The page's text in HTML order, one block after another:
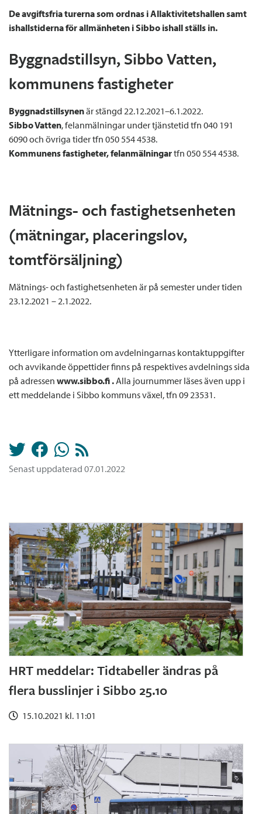
De avgiftsfria turerna som ordnas i Allaktivitetshallen samt
ishallstiderna för allmänheten i Sibbo ishall ställs in.
Byggnadstillsyn, Sibbo Vatten,
kommunens fastigheter
Byggnadstillsynenär stängd 22.12.2021–6.1.2022.
Sibbo Vatten, felanmälningar under tjänstetid tfn 040 191
6090 och övriga tider tfn 050 554 4538.
Kommunens fastigheter, felanmälningartfn 050 554 4538.
Mätnings- och fastighetsenheten
(mätningar, placeringslov,
tomtförsäljning)
Mätnings- och fastighetsenheten är på semester under tiden
23.12.2021 – 2.1.2022.
Ytterligare information om avdelningarnas kontaktuppgifter
och avvikande öppettider finns på respektives avdelnings sida
på adressenwww.sibbo.fi .Alla journummer läses även upp i
ett meddelande i Sibbo kommuns växel, tfn 09 23531.
Senast uppdaterad 07.01.2022
HRT meddelar: Tidtabeller ändras på
flera busslinjer i Sibbo 25.10
15.10.2021 kl. 11:01